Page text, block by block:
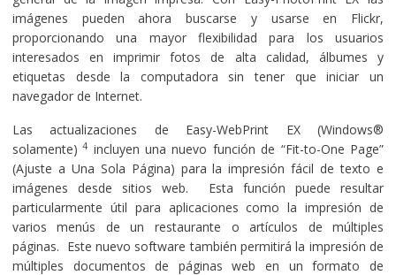
imágenes pueden ahora buscarse y usarse en Flickr,
proporcionando una mayor flexibilidad para los usuarios
interesados en imprimir fotos de alta calidad, álbumes y
etiquetas desde la computadora sin tener que iniciar un
navegador de Internet.
Las actualizaciones de Easy-WebPrint EX (Windows®
solamente) 4 incluyen una nuevo función de “Fit-to-One Page”
(Ajuste a Una Sola Página) para la impresión fácil de texto e
imágenes desde sitios web. Esta función puede resultar
particularmente útil para aplicaciones como la impresión de
varios menús de un restaurante o artículos de múltiples
páginas. Este nuevo software también permitirá la impresión de
múltiples documentos de páginas web en un formato de